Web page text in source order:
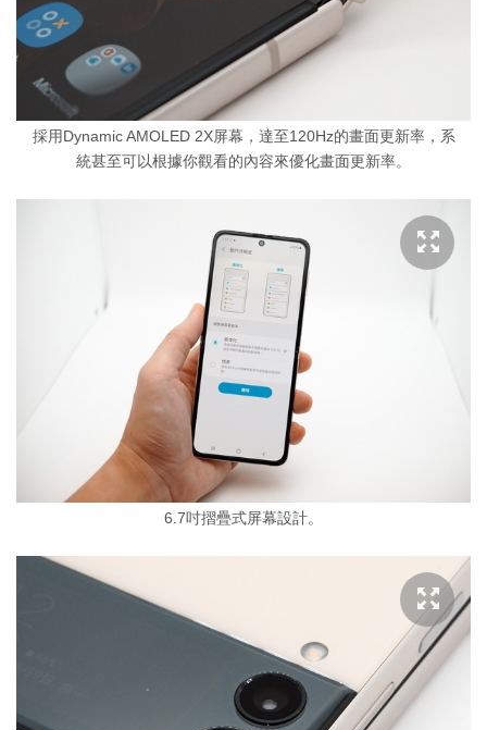
採用Dynamic AMOLED 2X屏幕，達至120Hz的畫面更新率，系
統甚至可以根據你觀看的內容來優化畫面更新率。
6.7吋摺疊式屏幕設計。